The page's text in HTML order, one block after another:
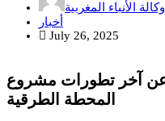
وكالة الأنباء المغربية
أخبار
July 26, 2025
آخر تطورات مشروع
المحطة الطرقية